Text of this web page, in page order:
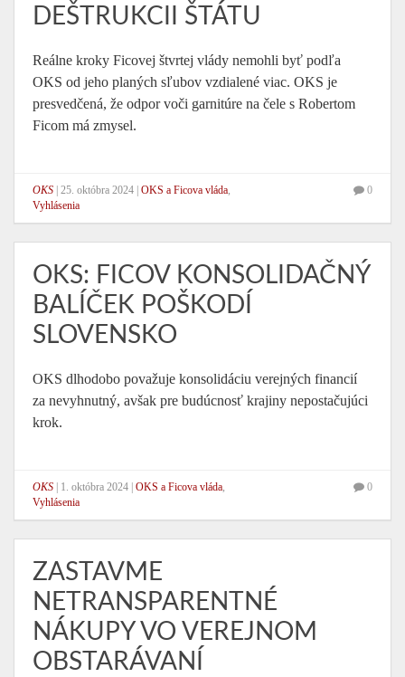
DEŠTRUKCII ŠTÁTU
Reálne kroky Ficovej štvrtej vlády nemohli byť podľa
OKS od jeho planých sľubov vzdialené viac. OKS je
presvedčená, že odpor voči garnitúre na čele s Robertom
Ficom má zmysel.
OKS 25. októbra 2024 OKS a Ficova vláda,
Vyhlásenia
0
OKS: FICOV KONSOLIDAČNÝ
BALÍČEK POŠKODÍ
SLOVENSKO
OKS dlhodobo považuje konsolidáciu verejných financií
za nevyhnutný, avšak pre budúcnosť krajiny nepostačujúci
krok.
OKS 1. októbra 2024 OKS a Ficova vláda,
Vyhlásenia
0
ZASTAVME
NETRANSPARENTNÉ
NÁKUPY VO VEREJNOM
OBSTARÁVANÍ